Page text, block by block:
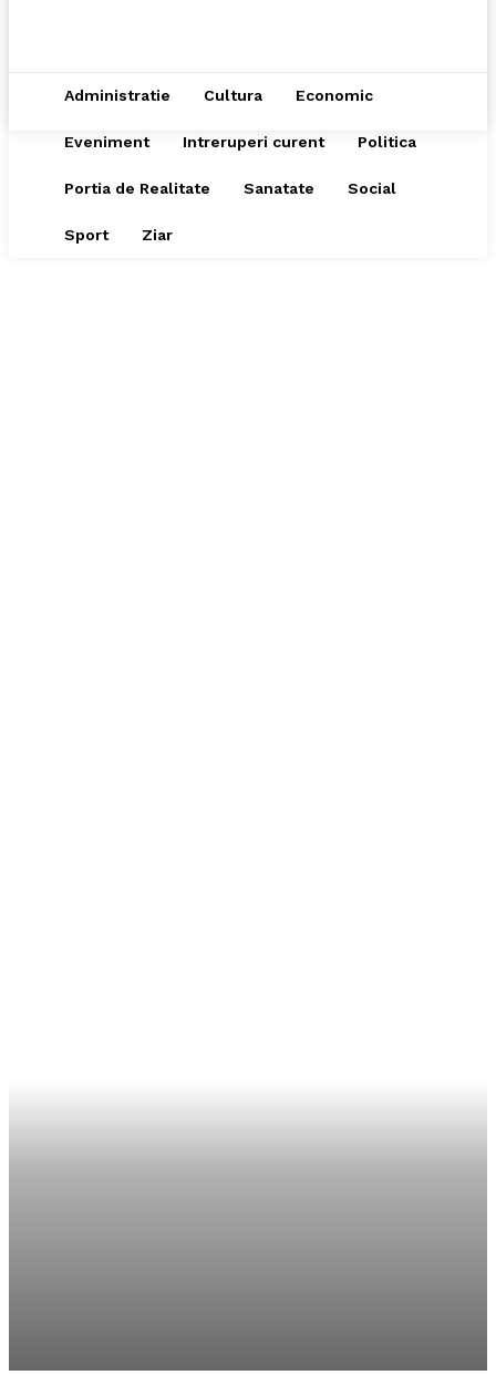
Administratie Cultura Economic
Eveniment Intreruperi curent Politica
Portia de Realitate Sanatate Social
Sport Ziar